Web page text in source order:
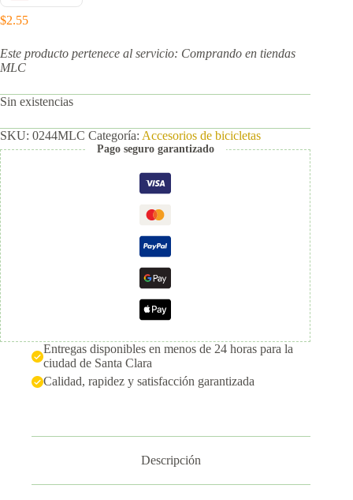
$2.55
Este producto pertenece al servicio: Comprando en tiendas
MLC
Sin existencias
SKU: 0244MLC Categoría: Accesorios de bicicletas
Pago seguro garantizado
Entregas disponibles en menos de 24 horas para la
ciudad de Santa Clara
Calidad, rapidez y satisfacción garantizada
Descripción